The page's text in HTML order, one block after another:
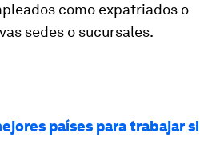
como expatriados o
sedes o sucursales.
países para trabajar si